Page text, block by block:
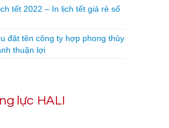
tết 2022 – In lịch tết giá rẻ số
đặt tên công ty hợp phong thủy
thuận lợi
lực HALI